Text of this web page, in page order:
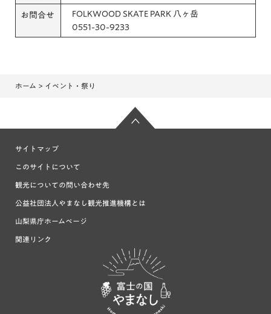
お問合せ
FOLKWOOD SKATE PARK 八ヶ岳
0551-30-9233
ホーム > イベント・祭り
サイトマップ
このサイトについて
観光についての問い合わせ先
公益社団法人やまなし観光推進機構とは
山梨県庁ホームページ
関連リンク
富士の国や
まなし